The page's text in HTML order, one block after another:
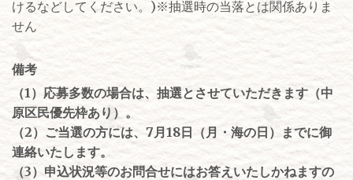
けるなどしてください。)※抽選時の当落とは関係ありま
せん
備考
（1）応募多数の場合は、抽選とさせていただきます（中
原区民優先枠あり）。
（2）ご当選の方には、7月18日（月・海の日）までに御
連絡いたします。
（3）申込状況等のお問合せにはお答えいたしかねますの